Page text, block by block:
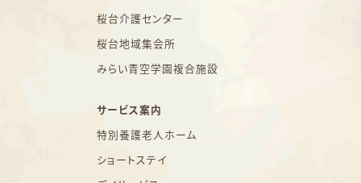
桜台介護センター
桜台地域集会所
みらい青空学園複合施設
サービス案内
特別養護老人ホーム
ショートステイ